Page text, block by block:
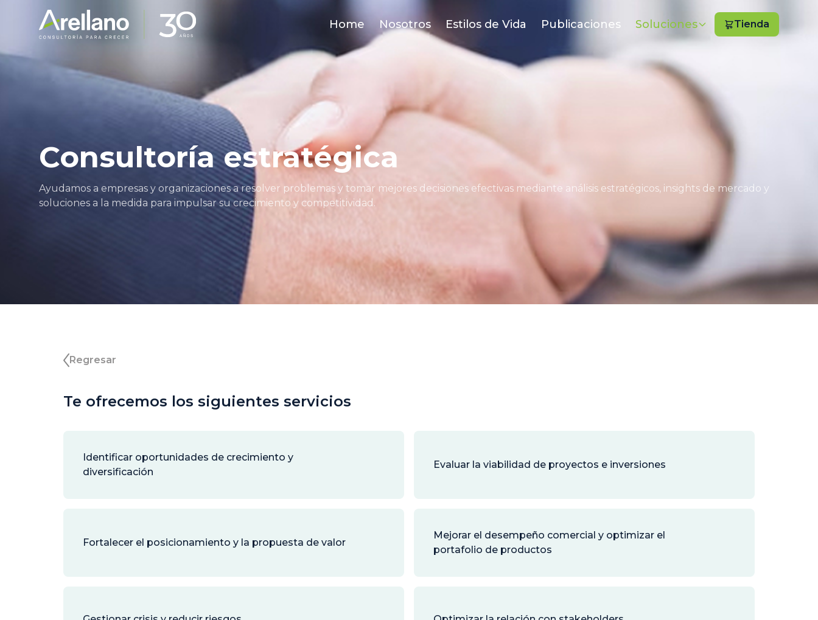
Home Nosotros Estilos de Vida Publicaciones Soluciones Tienda
Consultoría estratégica
Ayudamos a empresas y organizaciones a resolver problemas y tomar mejores decisiones efectivas mediante análisis estratégicos, insights de mercado y
soluciones a la medida para impulsar su crecimiento y competitividad.
Regresar
Te ofrecemos los siguientes servicios
Identificar oportunidades de crecimiento y
diversificación
Evaluar la viabilidad de proyectos e inversiones
Fortalecer el posicionamiento y la propuesta de valor
Mejorar el desempeño comercial y optimizar el
portafolio de productos